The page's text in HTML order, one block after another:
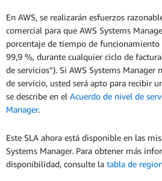
En AWS, se realizarán esfuerzos
comercial para que AWS Systems
porcentaje de tiempo de
99,9 %, durante cualquier ciclo de
de servicios”). Si AWS Systems
de servicio, usted será apto para recibir
se describe en el Acuerdo de nivel de
Manager.
Este SLA ahora está disponible en las
Systems Manager. Para obtener más
disponibilidad, consulte la tabla de